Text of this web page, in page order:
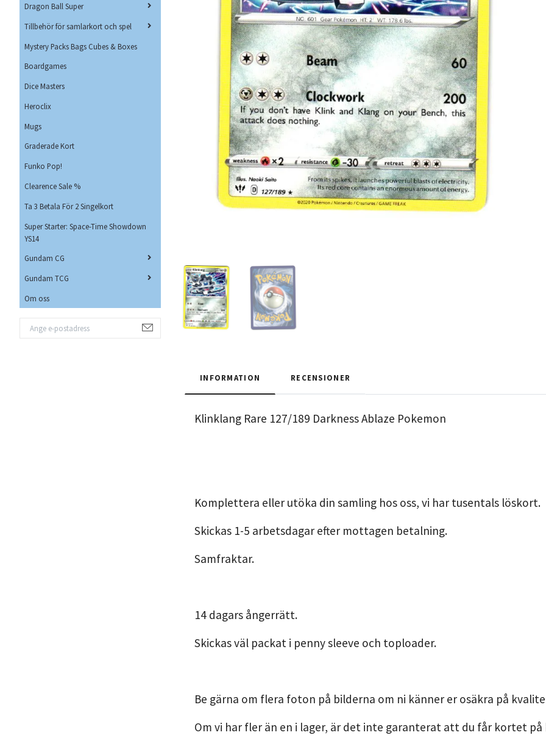
Dragon Ball Super
Tillbehör för samlarkort och spel
Mystery Packs Bags Cubes & Boxes
Boardgames
Dice Masters
Heroclix
Mugs
Graderade Kort
Funko Pop!
Clearence Sale %
Ta 3 Betala För 2 Singelkort
Super Starter: Space-Time Showdown
YS14
Gundam CG
Gundam TCG
Om oss
INFORMATION RECENSIONER
Klinklang Rare 127/189 Darkness Ablaze Pokemon
Komplettera eller utöka din samling hos oss, vi har tusentals löskort.
Skickas 1-5 arbetsdagar efter mottagen betalning.
Samfraktar.
14 dagars ångerrätt.
Skickas väl packat i penny sleeve och toploader.
Be gärna om flera foton på bilderna om ni känner er osäkra på
Om vi har fler än en i lager, är det inte garanterat att du får kortet på